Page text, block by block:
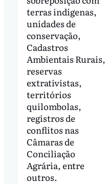
terras indígenas,
unidades de
conservação,
Cadastros
Ambientais Rurais,
reservas
extrativistas,
territórios
quilombolas,
registros de
conflitos nas
Câmaras de
Conciliação
Agrária, entre
outros.